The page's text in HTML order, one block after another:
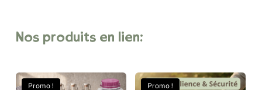
Nos produits en lien:
Promo ! Promo !